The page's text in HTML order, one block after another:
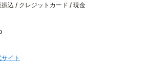
振込 / クレジットカード / 現金
イト